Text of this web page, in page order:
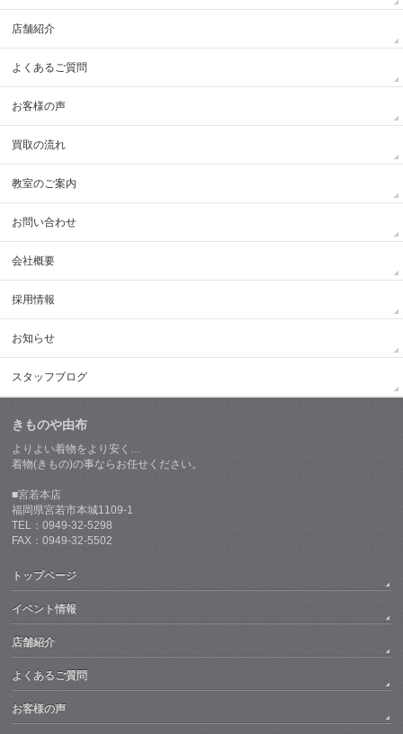
店舗紹介
よくあるご質問
お客様の声
買取の流れ
教室のご案内
お問い合わせ
会社概要
採用情報
お知らせ
スタッフブログ
きものや由布
よりよい着物をより安く…
着物(きもの)の事ならお任せください。
■宮若本店
福岡県宮若市本城1109-1
TEL：0949-32-5298
FAX：0949-32-5502
トップページ
イベント情報
店舗紹介
よくあるご質問
お客様の声